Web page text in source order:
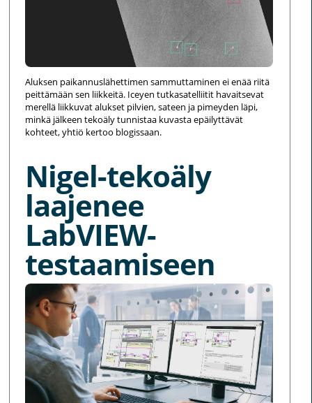
Aluksen paikannuslähettimen sammuttaminen ei enää riitä
peittämään sen liikkeitä. Iceyen tutkasatelliitit havaitsevat
merellä liikkuvat alukset pilvien, sateen ja pimeyden läpi,
minkä jälkeen tekoäly tunnistaa kuvasta epäilyttävät
kohteet, yhtiö kertoo blogissaan.
Nigel-tekoäly
laajenee
LabVIEW-
testaamiseen